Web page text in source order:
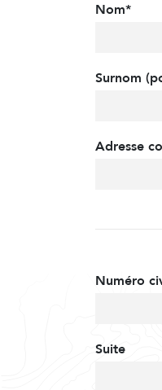
Nom*
Surnom
Adresse
Numéro
Suite